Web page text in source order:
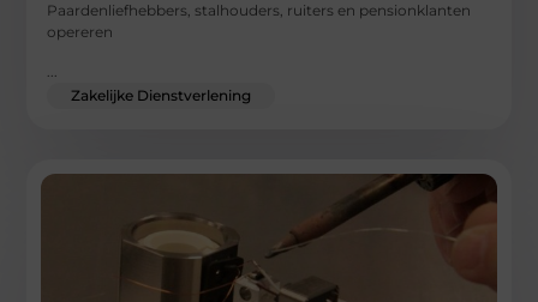
Paardenliefhebbers, stalhouders, ruiters en pensionklanten
opereren
Zakelijke Dienstverlening